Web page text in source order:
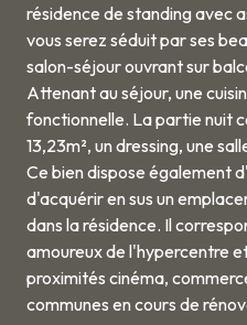
résidence de standing avec
vous serez séduit par ses
salon-séjour ouvrant sur
Attenant au séjour, une
fonctionnelle. La partie nuit
13,23m², un dressing, une
Ce bien dispose également
d'acquérir en sus un
dans la résidence. Il
amoureux de l'hypercentre
proximités cinéma,
communes en cours de